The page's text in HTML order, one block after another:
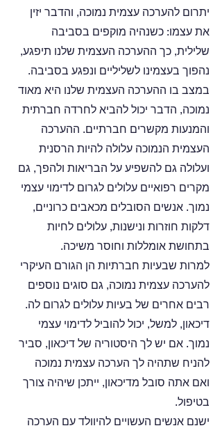
יתרום להערכה עצמית נמוכה, והדבר יזין
את עצמו: כשנהיה מוקפים בסביבה
שלילית, כך ההערכה העצמית שלנו תיפגע,
נהפוך בעצמינו לשליליים ונפגע בסביבה.
במצב בו ההערכה העצמית שלנו היא מאוד
נמוכה, הדבר יכול להביא לחרדה חברתית
והמנעות מקשרים חברתיים. ההערכה
העצמית הנמוכה עלולה להיות הרסנית
ועלולה גם להשפיע על הבריאות ולהפך, גם
מקרים רפואיים עלולים לגרום לדימוי עצמי
נמוך. אנשים הסובלים מכאבים כרוניים,
דלקות חוזרות ונישנות, עלולים לחיות
בתחושת אומללות וחוסר משיכה.
למרות שבעיות חברתיות הן הגורם העיקרי
להערכה עצמית נמוכה, גם סוגים נוספים
רבים אחרים של בעיות עלולים לגרום לה.
דיכאון, למשל, יכול להוביל לדימוי עצמי
נמוך. אם יש לך היסטוריה של דיכאון, סביר
להניח שתהיה לך הערכה עצמית נמוכה
ואם אתה סובל מדיכאון, ייתכן שיהיה צורך
בטיפול.
ישנם אנשים העשויים להיוולד עם הערכה